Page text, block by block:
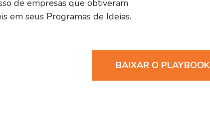
de empresas que obtiveram
em seus Programas de Ideias.
BAIXAR O PLAYBOOK